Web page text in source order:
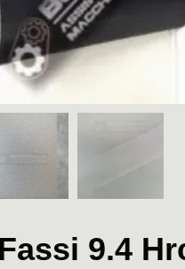
9.4